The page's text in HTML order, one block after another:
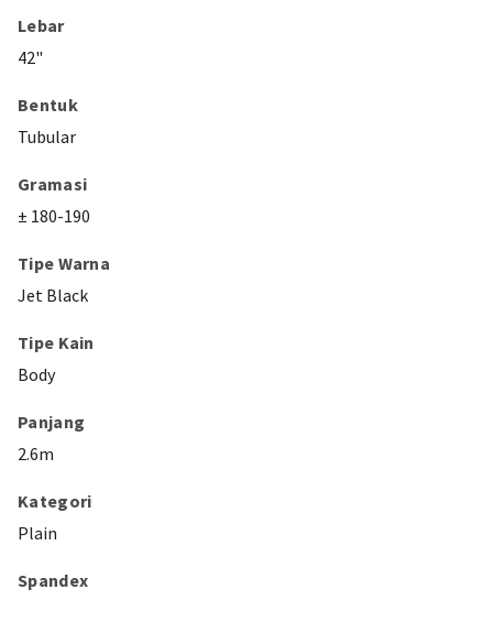
Lebar
42"
Bentuk
Tubular
Gramasi
± 180-190
Tipe Warna
Jet Black
Tipe Kain
Body
Panjang
2.6m
Kategori
Plain
Spandex